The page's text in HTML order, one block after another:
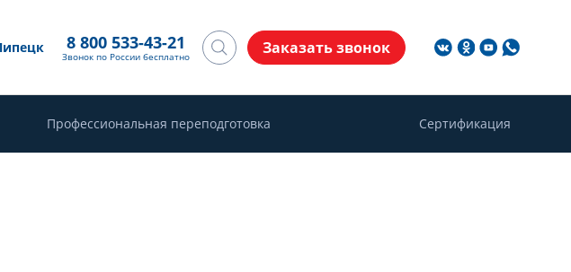
8 800 533-43-21
Звонок по России бесплатно Заказать звонок
Профессиональная переподготовка Сертификация